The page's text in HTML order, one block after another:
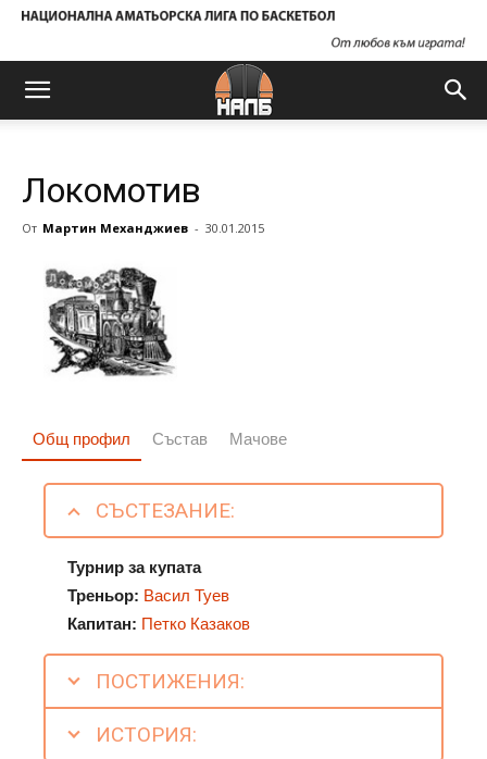
Локомотив
От Мартин Механджиев - 30.01.2015
Общ профил Състав Мачове
СЪСТЕЗАНИЕ:
Турнир за купата
Треньор: Васил Туев
Капитан: Петко Казаков
ПОСТИЖЕНИЯ:
ИСТОРИЯ: